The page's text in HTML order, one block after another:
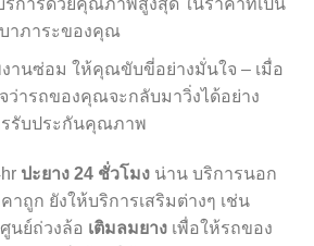
ริการด้วยคุณภาพสูงสุด ในราคาที่เป็น
บาภาระของคุณ
านซ่อม ให้คุณขับขี่อย่างมั่นใจ – เมื่อ
ว่ารถของคุณจะกลับมาวิ่งได้อย่าง
รับประกันคุณภาพ
ปะยาง 24 ชั่วโมง น่าน บริการนอก
าถูก ยังให้บริการเสริมต่างๆ เช่น
นย์ถ่วงล้อ เติมลมยาง เพื่อให้รถของ